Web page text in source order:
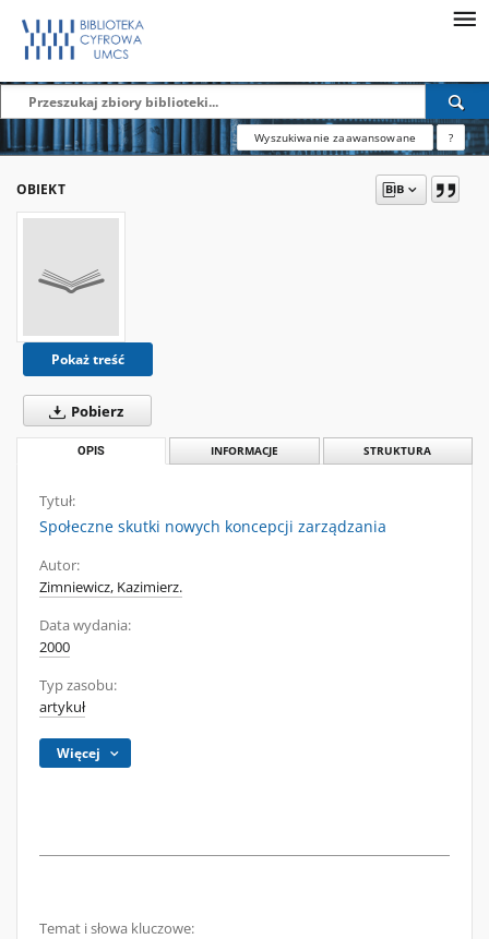
Wyszukiwanie zaawansowane ?
OBIEKT
Pokaż treść
Pobierz
OPIS INFORMACJE STRUKTURA
Tytuł:
Społeczne skutki nowych koncepcji zarządzania
Autor:
Zimniewicz, Kazimierz.
Data wydania:
2000
Typ zasobu:
artykuł
Więcej
Temat i słowa kluczowe: